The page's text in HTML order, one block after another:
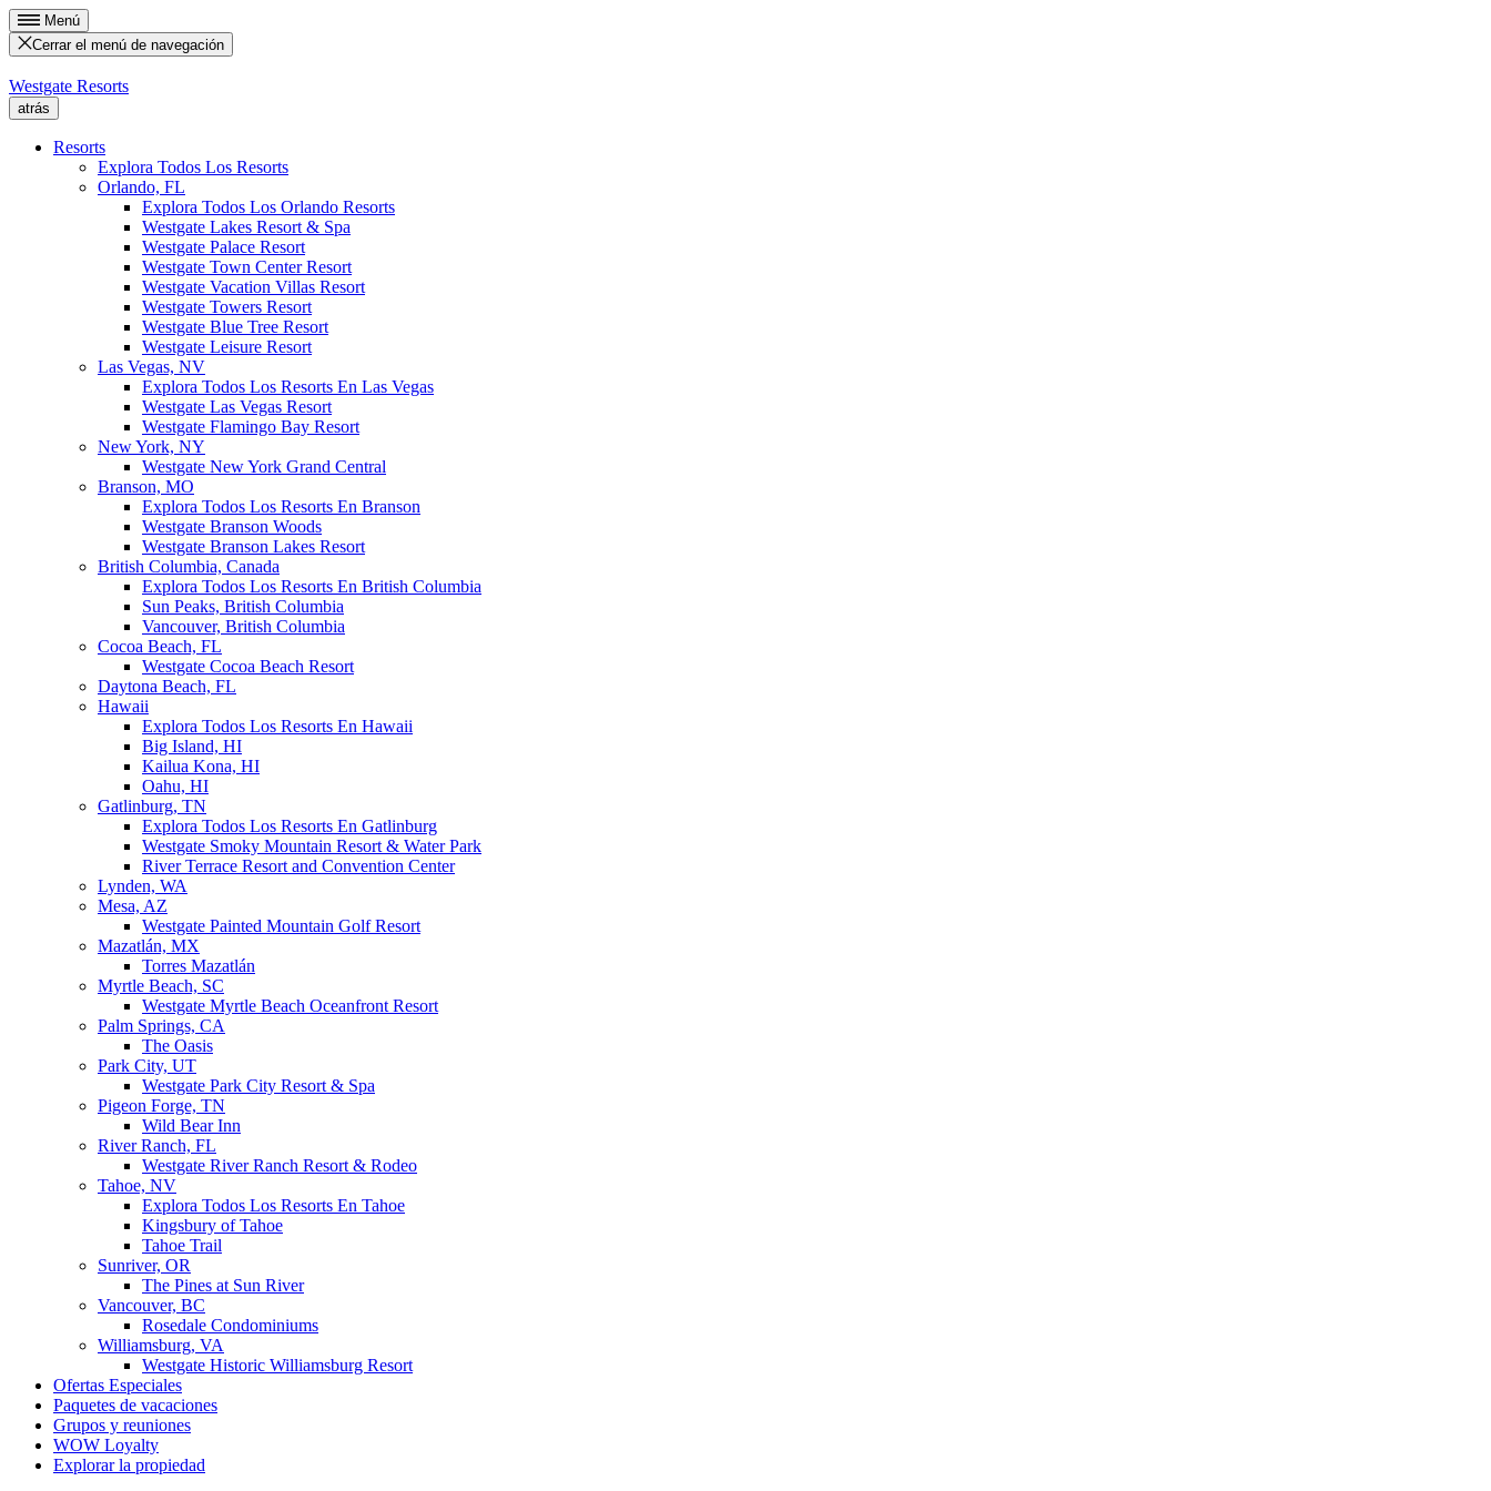
Menú
Cerrar el menú de navegación
Westgate Resorts
atrás
Resorts
Explora Todos Los Resorts
Orlando, FL
Explora Todos Los Orlando Resorts
Westgate Lakes Resort & Spa
Westgate Palace Resort
Westgate Town Center Resort
Westgate Vacation Villas Resort
Westgate Towers Resort
Westgate Blue Tree Resort
Westgate Leisure Resort
Las Vegas, NV
Explora Todos Los Resorts En Las Vegas
Westgate Las Vegas Resort
Westgate Flamingo Bay Resort
New York, NY
Westgate New York Grand Central
Branson, MO
Explora Todos Los Resorts En Branson
Westgate Branson Woods
Westgate Branson Lakes Resort
British Columbia, Canada
Explora Todos Los Resorts En British Columbia
Sun Peaks, British Columbia
Vancouver, British Columbia
Cocoa Beach, FL
Westgate Cocoa Beach Resort
Daytona Beach, FL
Hawaii
Explora Todos Los Resorts En Hawaii
Big Island, HI
Kailua Kona, HI
Oahu, HI
Gatlinburg, TN
Explora Todos Los Resorts En Gatlinburg
Westgate Smoky Mountain Resort & Water Park
River Terrace Resort and Convention Center
Lynden, WA
Mesa, AZ
Westgate Painted Mountain Golf Resort
Mazatlán, MX
Torres Mazatlán
Myrtle Beach, SC
Westgate Myrtle Beach Oceanfront Resort
Palm Springs, CA
The Oasis
Park City, UT
Westgate Park City Resort & Spa
Pigeon Forge, TN
Wild Bear Inn
River Ranch, FL
Westgate River Ranch Resort & Rodeo
Tahoe, NV
Explora Todos Los Resorts En Tahoe
Kingsbury of Tahoe
Tahoe Trail
Sunriver, OR
The Pines at Sun River
Vancouver, BC
Rosedale Condominiums
Williamsburg, VA
Westgate Historic Williamsburg Resort
Ofertas Especiales
Paquetes de vacaciones
Grupos y reuniones
WOW Loyalty
Explorar la propiedad